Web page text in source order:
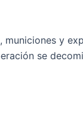
municiones y
se